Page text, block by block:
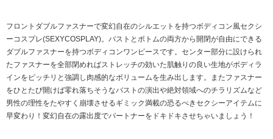
フロントダブルファスナーで変幻自在のシルエットを持つボディコン風セクシ
ーコスプレ(SEXYCOSPLAY)。バストとボトムの両方から開閉が自由にできる
ダブルファスナーを持つボディコンワンピースです。センター部分に設けられ
たファスナーを全部閉めればストレッチの効いた肌触りの良い生地がボディラ
インをピッチリと強調し肉感的なボリュームを生み出します。またファスナー
をひとたび開けば零れ落ちそうなバストの演出や絶対領域へのチラリズムなど
男性の理性をたやすく崩壊させるギミック満載の恐るべきセクシーアイテムに
早変わり！変幻自在の露出度でパートナーをドキドキさせちゃいましょう！